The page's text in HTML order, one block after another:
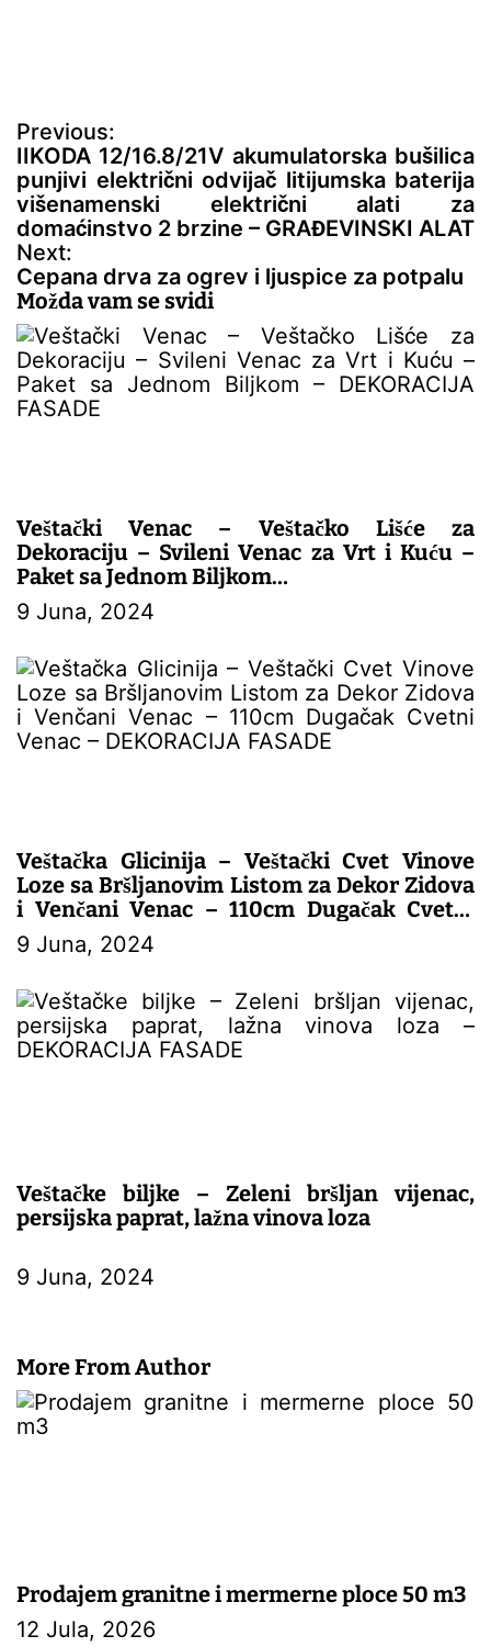
N
a
v
i
g
a
c
i
j
a
č
l
a
a
Previous:
IIKODA 12/16.8/21V akumulatorska bušilica
punjivi električni odvijač litijumska baterija
višenamenski električni alati za
domaćinstvo 2 brzine – GRAĐEVINSKI ALAT
Next:
Cepana drva za ogrev i ljuspice za potpalu
Možda vam se svidi
Veštački Venac – Veštačko Lišće za
Dekoraciju – Svileni Venac za Vrt i Kuću –
Paket sa Jednom Biljkom
– DEKORACIJA FASADE
9 Juna, 2024
Veštačka Glicinija – Veštački Cvet Vinove
Loze sa Bršljanovim Listom za Dekor Zidova
i Venčani Venac – 110cm Dugačak Cvetni
Venac
9 Juna, 2024
Veštačke biljke – Zeleni bršljan vijenac,
persijska paprat, lažna vinova loza
– DEKORACIJA FASADE
9 Juna, 2024
More From Author
Prodajem granitne i mermerne ploce 50 m3
12 Jula, 2026